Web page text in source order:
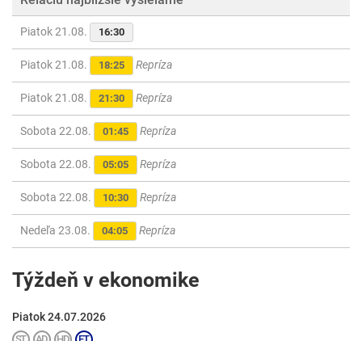
Piatok 21.08. 16:30
Piatok 21.08. 18:25 Repríza
Piatok 21.08. 21:30 Repríza
Sobota 22.08. 01:45 Repríza
Sobota 22.08. 05:05 Repríza
Sobota 22.08. 10:30 Repríza
Nedeľa 23.08. 04:05 Repríza
Týždeň v ekonomike
Piatok 24.07.2026